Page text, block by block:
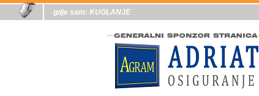
gdje sam: KUGLANJE